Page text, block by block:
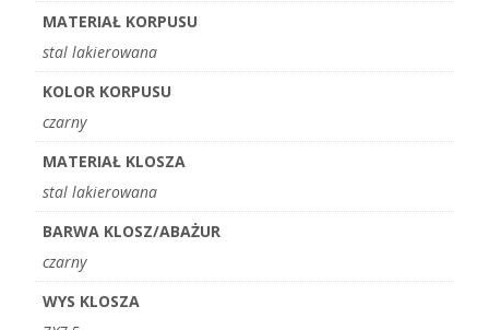
MATERIAŁ KORPUSU
stal lakierowana
KOLOR KORPUSU
czarny
MATERIAŁ KLOSZA
stal lakierowana
BARWA KLOSZ/ABAŻUR
czarny
WYS KLOSZA